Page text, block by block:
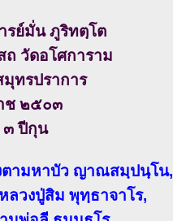
รย์มั่น ภูริทตฺโต
วัดอโศการาม
ทรปราการ
ช ๒๕๐๓
๓ ปีกุน
ตามหาบัว ญาณสมฺปนฺโน,
ลวงปู่สิม พุทฺธาจาโร,